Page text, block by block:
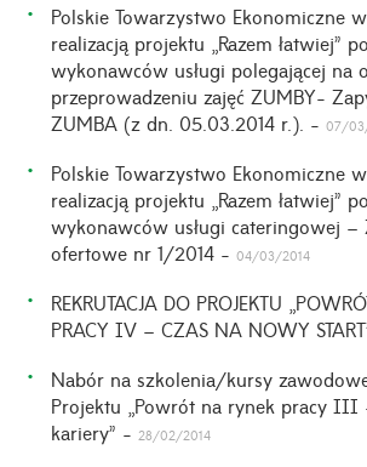
Polskie Towarzystwo Ekonomiczne
realizacją projektu „Razem łatwiej”
wykonawców usługi polegającej na
przeprowadzeniu zajęć ZUMBY-
ZUMBA (z dn. 05.03.2014 r.). -07/
Polskie Towarzystwo Ekonomiczne
realizacją projektu „Razem łatwiej”
wykonawców usługi cateringowej –
ofertowe nr 1/2014 -04/03/2014
REKRUTACJA DO PROJEKTU
PRACY IV – CZAS NA NOWY
Nabór na szkolenia/kursy
Projektu „Powrót na rynek pracy III
kariery” - 28/02/2014